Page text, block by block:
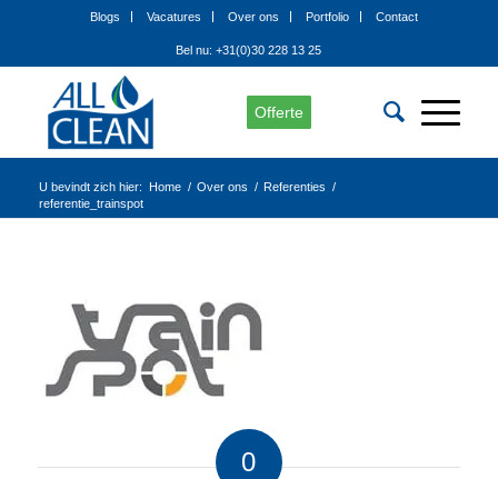
Blogs Vacatures Over ons Portfolio Contact
Bel nu: +31(0)30 228 13 25
Offerte
U bevindt zich hier: Home / Over ons / Referenties /
referentie_trainspot
0